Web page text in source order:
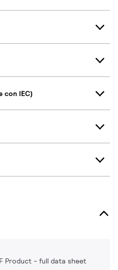
con IEC)
Product - full data sheet